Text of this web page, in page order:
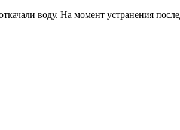
воду. На момент устранения